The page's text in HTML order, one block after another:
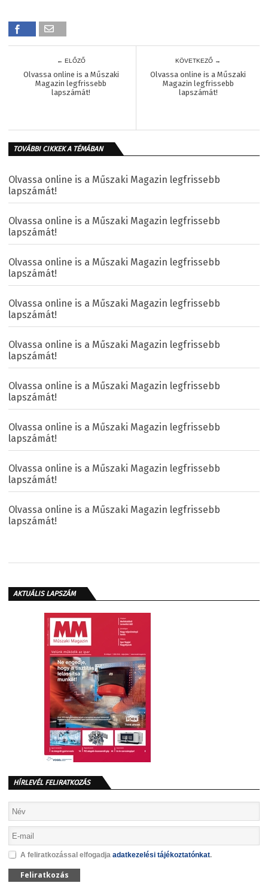
← ELŐZŐ
Olvassa online is a Műszaki
Magazin legfrissebb
lapszámát!
KÖVETKEZŐ →
Olvassa online is a Műszaki
Magazin legfrissebb
lapszámát!
TOVÁBBI CIKKEK A TÉMÁBAN
Olvassa online is a Műszaki Magazin legfrissebb
lapszámát!
Olvassa online is a Műszaki Magazin legfrissebb
lapszámát!
Olvassa online is a Műszaki Magazin legfrissebb
lapszámát!
Olvassa online is a Műszaki Magazin legfrissebb
lapszámát!
Olvassa online is a Műszaki Magazin legfrissebb
lapszámát!
Olvassa online is a Műszaki Magazin legfrissebb
lapszámát!
Olvassa online is a Műszaki Magazin legfrissebb
lapszámát!
Olvassa online is a Műszaki Magazin legfrissebb
lapszámát!
Olvassa online is a Műszaki Magazin legfrissebb
lapszámát!
AKTUÁLIS LAPSZÁM
HÍRLEVÉL FELIRATKOZÁS
A feliratkozással elfogadja adatkezelési tájékoztatónkat.
Feliratkozás